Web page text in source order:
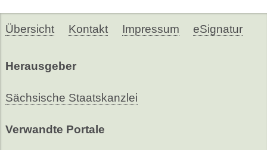
Übersicht Kontakt Impressum eSignatur
Herausgeber
Sächsische Staatskanzlei
Verwandte Portale